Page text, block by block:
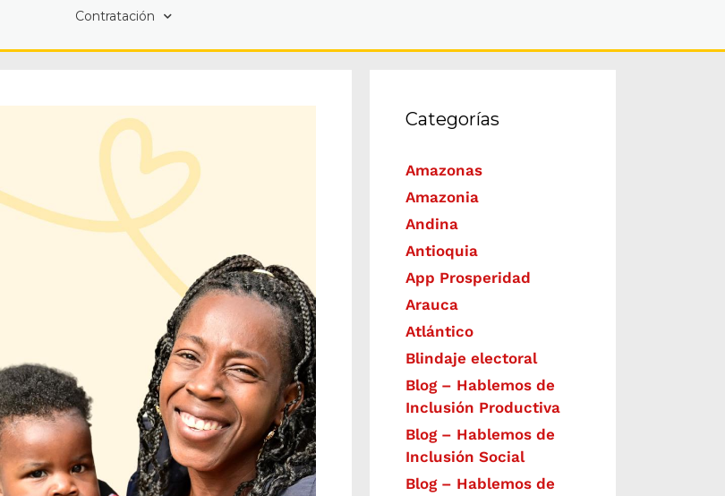
Contratación
Categorías
Amazonas
Amazonia
Andina
Antioquia
App Prosperidad
Arauca
Atlántico
Blindaje electoral
Blog – Hablemos de
Inclusión Productiva
Blog – Hablemos de
Inclusión Social
Blog – Hablemos de